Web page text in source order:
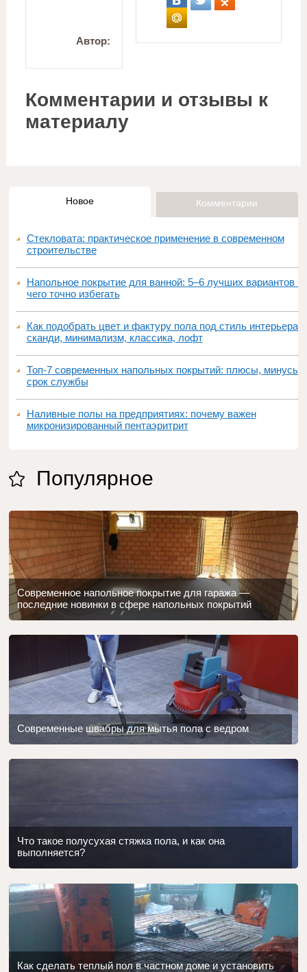
Автор:
Комментарии и отзывы к
материалу
Новое Комментарии
Стекловата: практическое применение в современном
строительстве
Напольное покрытие для ванной: 5–6 лучших вариантов и
чего точно избегать
Как подобрать цвет и фактуру пола под стиль интерьера:
сканди, минимализм, классика, лофт
Топ‑7 современных напольных покрытий: плюсы, минусы,
срок службы
Наливные полы на предприятиях: почему важен
микронизированный пентаэритрит
Популярное
Современное напольное покрытие для гаража —
последние новинки в сфере напольных покрытий
Современные швабры для мытья пола с ведром
Что такое полусухая стяжка пола, и как она
выполняется?
Как сделать теплый пол в частном доме и установить